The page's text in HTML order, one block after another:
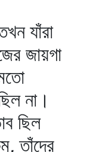
যাঁরা
জায়গা
না।
ছিল
তাঁদের